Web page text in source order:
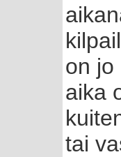
on jo
aika
tai